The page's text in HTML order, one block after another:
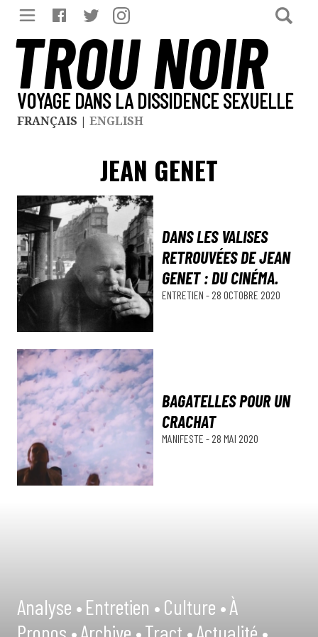
TROU NOIR
VOYAGE DANS LA DISSIDENCE SEXUELLE
FRANÇAIS | ENGLISH
JEAN GENET
DANS LES VALISES
RETROUVÉES DE JEAN
GENET : DU CINÉMA.
ENTRETIEN - 28 OCTOBRE 2020
BAGATELLES POUR UN
CRACHAT
MANIFESTE - 28 MAI 2020
Analyse •Entretien •Culture •À